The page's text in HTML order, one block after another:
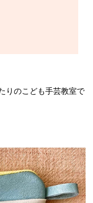
りのこども手芸教室で